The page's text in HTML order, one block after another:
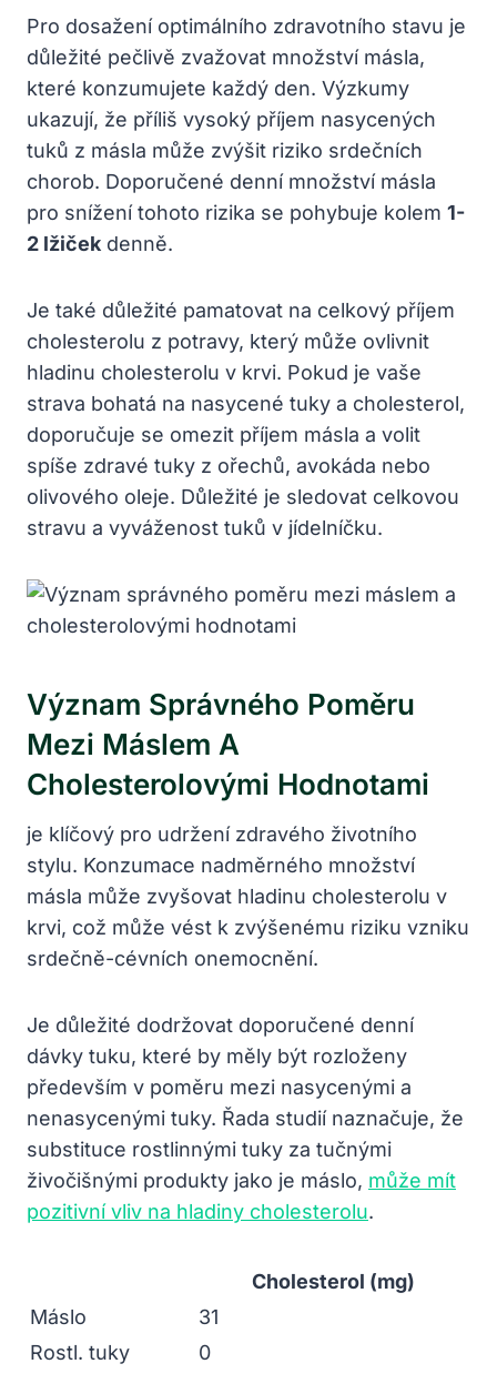
Pro dosažení optimálního zdravotního stavu je
důležité pečlivě zvažovat množství másla,
které konzumujete každý den. Výzkumy
ukazují, že příliš vysoký příjem nasycených
tuků z másla může zvýšit riziko srdečních
chorob. Doporučené denní množství másla
pro snížení tohoto rizika se pohybuje kolem 1-
2 lžiček denně.
Je také důležité pamatovat na celkový příjem
cholesterolu z potravy, který může ovlivnit
hladinu cholesterolu v krvi. Pokud je vaše
strava bohatá na nasycené tuky a cholesterol,
doporučuje se omezit příjem másla a volit
spíše zdravé tuky z ořechů, avokáda nebo
olivového oleje. Důležité je sledovat celkovou
stravu a vyváženost tuků v jídelníčku.
Význam Správného Poměru
Mezi Máslem A
Cholesterolovými Hodnotami
je klíčový pro udržení zdravého životního
stylu. Konzumace nadměrného množství
másla může zvyšovat hladinu cholesterolu v
krvi, což může vést k zvýšenému riziku vzniku
srdečně-cévních onemocnění.
Je důležité dodržovat doporučené denní
dávky tuku, které by měly být rozloženy
především v poměru mezi nasycenými a
nenasycenými tuky. Řada studií naznačuje, že
substituce rostlinnými tuky za tučnými
živočišnými produkty jako je máslo, může mít
pozitivní vliv na hladiny cholesterolu.
Cholesterol (mg)
Máslo
31
Rostl. tuky
0